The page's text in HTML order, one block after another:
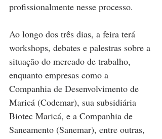
profissionalmente nesse processo.
Ao longo dos três dias, a feira terá
workshops, debates e palestras sobre a
situação do mercado de trabalho,
enquanto empresas como a
Companhia de Desenvolvimento de
Maricá (Codemar), sua subsidiária
Biotec Maricá, e a Companhia de
Saneamento (Sanemar), entre outras,